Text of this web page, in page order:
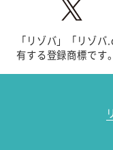
「リゾバ」「リゾ
有する登録商標です。